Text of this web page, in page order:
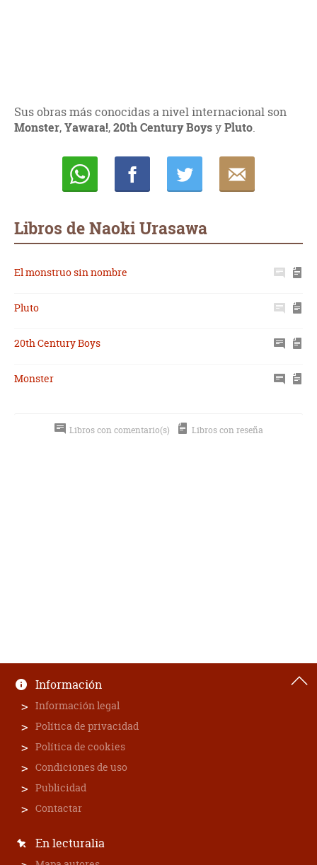
Sus obras más conocidas a nivel internacional son
Monster,Yawara!,20th CenturyBoysyPluto.
Libros de Naoki Urasawa
El monstruo sin nombre
Pluto
20th Century Boys
Monster
Libros con comentario(s) Libros con reseña
Información
Información legal
Política de privacidad
Política de cookies
Condiciones de uso
Publicidad
Contactar
En lecturalia